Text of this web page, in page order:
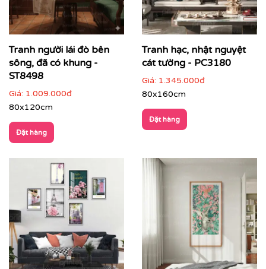
Tranh phong cảnh ruộng bậc thang do Printek sản
Cách phối tranh phong cảnh với nội thất & không gian
Tranh phong cảnh phù hợp với nhiều không gian khác
nhau:
Tranh người lái đò bên
sông, đã có khung -
ST8498
Giá: 1.009.000đ
80x120cm
Đặt hàng
Tranh hạc, nhật nguyệt
cát tường - PC3180
Giá: 1.345.000đ
80x160cm
Đặt hàng